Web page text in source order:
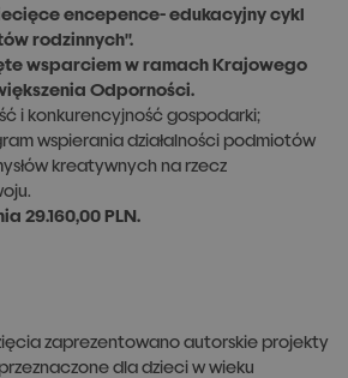
encepence- edukacyjny cykl
rodzinnych''.
wsparciem w ramach Krajowego
Odporności.
i konkurencyjność gospodarki;
wspierania działalności podmiotów
kreatywnych na rzecz
29.160,00 PLN.
zaprezentowano autorskie projekty
dla dzieci w wieku